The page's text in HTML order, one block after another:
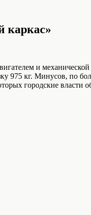
каркас»
и
975 кг. Минусов, по
городские власти